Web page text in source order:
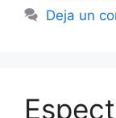
Deja un